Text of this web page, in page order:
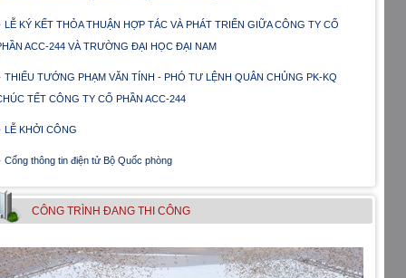
LỄ KÝ KẾT THỎA THUẬN HỢP TÁC VÀ PHÁT TRIỂN GIỮA CÔNG TY CỔ
ACC-244 VÀ TRƯỜNG ĐẠI HỌC ĐẠI NAM
THIẾU TƯỚNG PHẠM VĂN TÍNH - PHÓ TƯ LỆNH QUÂN CHỦNG PK-KQ
TẾT CÔNG TY CỔ PHẦN ACC-244
LỄ KHỞI CÔNG
Cổng thông tin điện tử Bộ Quốc phòng
CÔNG TRÌNH ÐANG THI CÔNG